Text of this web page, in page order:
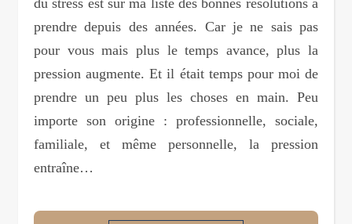
prendre depuis des années. Car je ne sais pas
pour vous mais plus le temps avance, plus la
pression augmente. Et il était temps pour moi de
prendre un peu plus les choses en main. Peu
importe son origine : professionnelle, sociale,
familiale, et même personnelle, la pression
entraîne…